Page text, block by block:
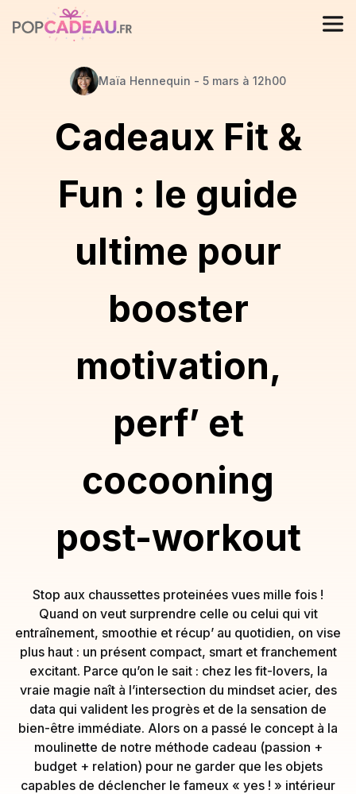
Maïa Hennequin - 5 mars à 12h00
Cadeaux Fit &
Fun : le guide
ultime pour
booster
motivation,
perf’ et
cocooning
post-workout
Stop aux chaussettes proteinées vues mille fois !
Quand on veut surprendre celle ou celui qui vit
entraînement, smoothie et récup’ au quotidien, on vise
plus haut : un présent compact, smart et franchement
excitant. Parce qu’on le sait : chez les fit-lovers, la
vraie magie naît à l’intersection du mindset acier, des
data qui valident les progrès et de la sensation de
bien-être immédiate. Alors on a passé le concept à la
moulinette de notre méthode cadeau (passion +
budget + relation) pour ne garder que les objets
capables de déclencher le fameux « yes ! » intérieur